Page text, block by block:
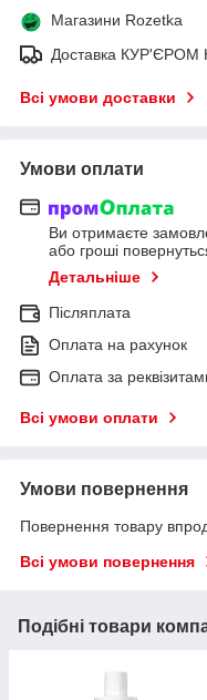
Магазини Rozetka
Доставка КУР'ЄРОМ
Всі умови доставки
Умови оплати
Ви отримаєте
або гроші
Детальніше
Післяплата
Оплата на рахунок
Оплата за
Всі умови оплати
Умови повернення
Повернення товару
Всі умови повернення
Подібні товари